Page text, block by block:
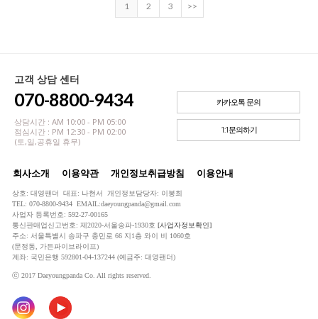
1 2 3 >>
고객 상담 센터
070-8800-9434
상담시간 : AM 10:00 - PM 05:00
점심시간 : PM 12:30 - PM 02:00
(토,일,공휴일 휴무)
카카오톡 문의
1:1문의하기
회사소개 이용약관 개인정보취급방침 이용안내
상호: 대영팬더 대표: 나현서 개인정보담당자: 이봉희
TEL: 070-8800-9434 EMAIL:daeyoungpanda@gmail.com
사업자 등록번호: 592-27-00165
통신판매업신고번호: 제2020-서울송파-1930호 [사업자정보확인]
주소: 서울특별시 송파구 충민로 66 지1층 와이 비 1060호
(문정동, 가든파이브라이프)
계좌: 국민은행 592801-04-137244 (예금주: 대영팬더)
ⓒ 2017 Daeyoungpanda Co. All rights reserved.